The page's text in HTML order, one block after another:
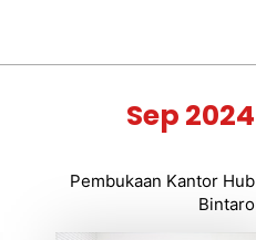
Sep 2024
Pembukaan Kantor Hub
Bintaro